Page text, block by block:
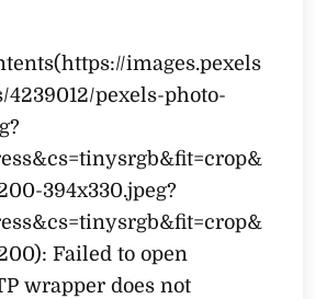
images.pexels
4239012/pexels-photo-
394x330.jpeg?
Failed to open
wrapper does not